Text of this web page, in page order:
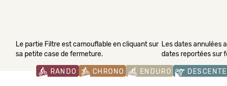
Le partie Filtre est camouflable en cliquant sur
sa petite case de fermeture.
Les dates annulées
dates reportées sur
RANDO CHRONO ENDURO DESCENTE